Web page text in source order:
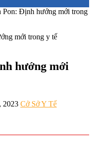
Pon: Định hướng mới trong
hướng mới
2023 Cở Sở Y Tế